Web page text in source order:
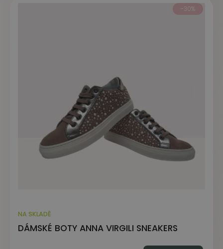
NA SKLADĚ
DÁMSKÉ BOTY ANNA VIRGILI SNEAKERS
-30%